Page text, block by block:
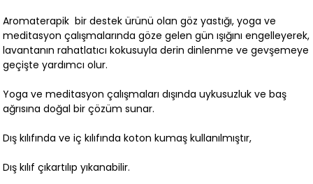
Aromaterapik bir destek ürünü olan göz yastığı, yoga ve
meditasyon çalışmalarında göze gelen gün ışığını engelleyerek,
lavantanın rahatlatıcı kokusuyla derin dinlenme ve gevşemeye
geçişte yardımcı olur.
Yoga ve meditasyon çalışmaları dışında uykusuzluk ve baş
ağrısına doğal bir çözüm sunar.
Dış kılıfında ve iç kılıfında koton kumaş kullanılmıştır,
Dış kılıf çıkartılıp yıkanabilir.